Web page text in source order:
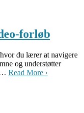
forløb
du lærer at navigere
og understøtter
… Read More ›